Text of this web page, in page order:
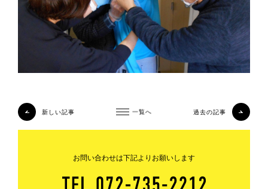
一覧へ
新しい記事 過去の記事
お問い合わせは下記よりお願いします